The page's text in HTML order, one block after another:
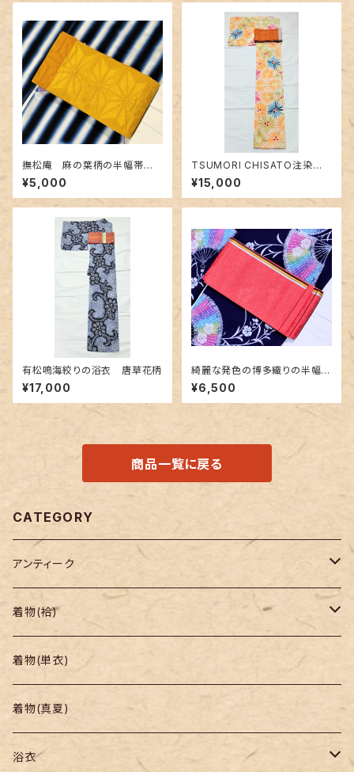
撫松庵 麻の葉柄の半幅帯
黄色✕金茶色
¥5,000
TSUMORI CHISATO注染浴
衣 未使用品〜花火のようなお
花柄〜
¥15,000
有松鳴海絞りの浴衣 唐草花柄
¥17,000
綺麗な発色の博多織りの半幅
帯 ピンク色
¥6,500
商品一覧に戻る
CATEGORY
アンティーク
着物
帯
羽織り・道行
着物(袷)
小紋
色無地・江戸小紋
紬
着物(単衣)
着物(真夏)
浴衣